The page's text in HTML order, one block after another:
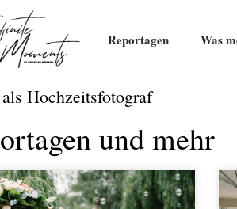
Reportagen Was
Hochzeitsfotograf
und mehr